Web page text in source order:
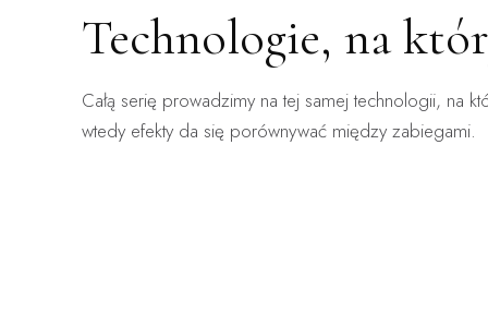
Technologie, na
Całą serię prowadzimy na tej samej technologii, na
wtedy efekty da się porównywać między zabiegami.
WARSZAWA · KRAKÓW
ClearLift